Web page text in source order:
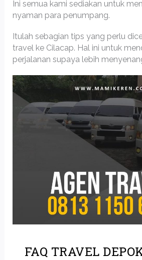
Ini semua kami sediakan untuk
nyaman para penumpang.
Itulah sebagian tips yang perlu
travel ke Cilacap. Hal ini untuk
perjalanan supaya lebih
FAQ TRAVEL